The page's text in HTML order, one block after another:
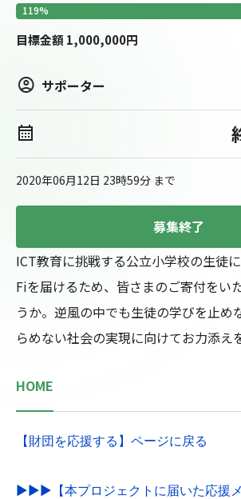
119%
目標金額 1,000,000円
サポーター
2020年06月12日 23時59分 まで
募集終了
ICT教育に挑戦する公立小学校の生徒
Fiを届けるため、皆さまのご寄付をい
うか。逆風の中でも生徒の学びを止め
らめない社会の実現に向けてお力添え
HOME
【財団を応援する】ページに戻る
▶▶▶【本プロジェクトに届いた応援